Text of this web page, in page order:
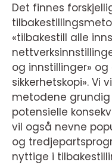
Det finnes
«tilbakestill alle
og innstillinger»
sikkerhetskopi». Vi
metodene
potensielle
vil også nevne
og
nyttige i